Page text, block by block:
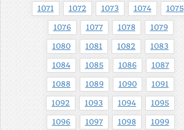
1071 1072 1073 1074 1075
1076 1077 1078 1079
1080 1081 1082 1083
1084 1085 1086 1087
1088 1089 1090 1091
1092 1093 1094 1095
1096 1097 1098 1099